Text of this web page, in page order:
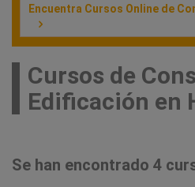
Encuentra Cursos Online de
Cursos de
Edificación en
Se han encontrado 4